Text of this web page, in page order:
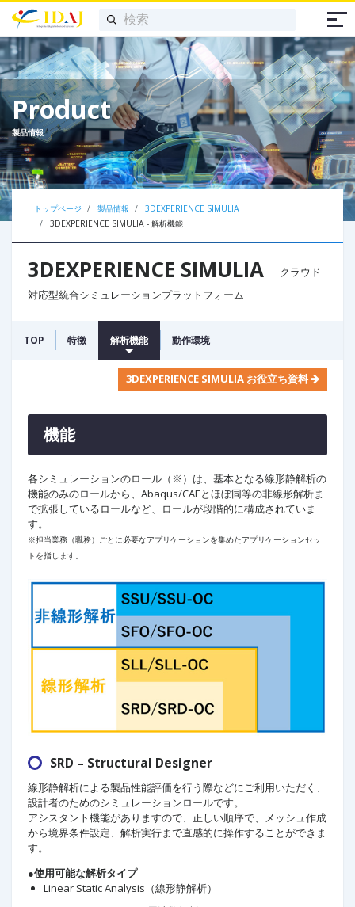
Product
製品情報
トップページ 製品情報
3DEXPERIENCE SIMULIA
3DEXPERIENCE SIMULIA - 解析機能
3DEXPERIENCE SIMULIA
クラウド
対応型統合シミュレーションプラットフォーム
TOP 特徴 解析機能 動作環境
3DEXPERIENCE SIMULIA お役立ち資料
機能
各シミュレーションのロール（※）は、基本となる線形静解析の
機能のみのロールから、Abaqus/CAEとほぼ同等の非線形解析ま
で拡張しているロールなど、ロールが段階的に構成されていま
す。
※担当業務（職務）ごとに必要なアプリケーションを集めたアプリケーションセッ
トを指します。
SRD – Structural Designer
線形静解析による製品性能評価を行う際などにご利用いただく、
設計者のためのシミュレーションロールです。
アシスタント機能がありますので、正しい順序で、メッシュ作成
から境界条件設定、解析実行まで直感的に操作することができま
す。
●使用可能な解析タイプ
Linear Static Analysis（線形静解析）